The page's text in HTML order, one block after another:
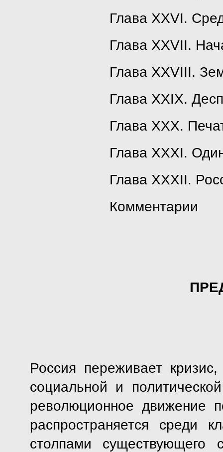
Глава XXVI.
Глава XXVII.
Глава XXVIII.
Глава XXIX.
Глава XXX.
Глава XXXI.
Глава XXXII.
Комментарии
Россия переживает
социальной и
революционное движение
распространяется среди
столпами существующего